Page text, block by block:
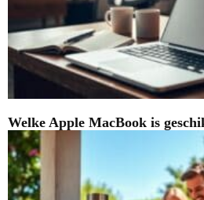
Welke Apple MacBook is